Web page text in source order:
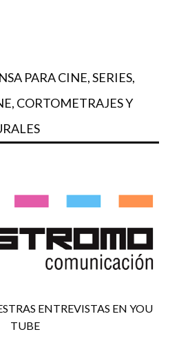
PARA CINE, SERIES,
CORTOMETRAJES Y
ENTREVISTAS EN YOU
TUBE